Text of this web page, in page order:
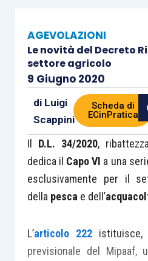
AGEVOLAZIONI
Le novità del Decreto
settore agricolo
9 Giugno 2020
di Luigi
Scappini
Scheda di
ECinPratica
Il D.L. 34/2020,
dedica il Capo VI a una
esclusivamente per il
della pesca e dell’
L’articolo 222
previsionale del Mipaaf,